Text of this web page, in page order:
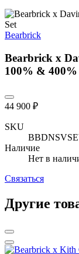
Bearbrick
Bearbrick x
100% & 400%
44 900 ₽
SKU
Наличие
Нет в
Связаться
Другие